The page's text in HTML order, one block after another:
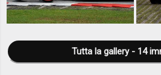
Tutta la